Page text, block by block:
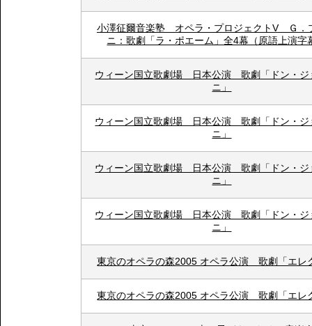
小澤征爾音楽塾 オペラ・プロジェクトV Ｇ．
ニ：歌劇「ラ・ポエーム」全4幕（原語上演字
ウィーン国立歌劇場 日本公演 歌劇「ドン・ジ
ニ」
ウィーン国立歌劇場 日本公演 歌劇「ドン・ジ
ニ」
ウィーン国立歌劇場 日本公演 歌劇「ドン・ジ
ニ」
ウィーン国立歌劇場 日本公演 歌劇「ドン・ジ
ニ」
東京のオペラの森2005 オペラ公演 歌劇「エレ
東京のオペラの森2005 オペラ公演 歌劇「エレ